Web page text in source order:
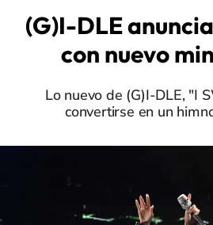
(G)I-DLE
con nuevo
Lo nuevo de (G)I-DLE, "I
convertirse en un